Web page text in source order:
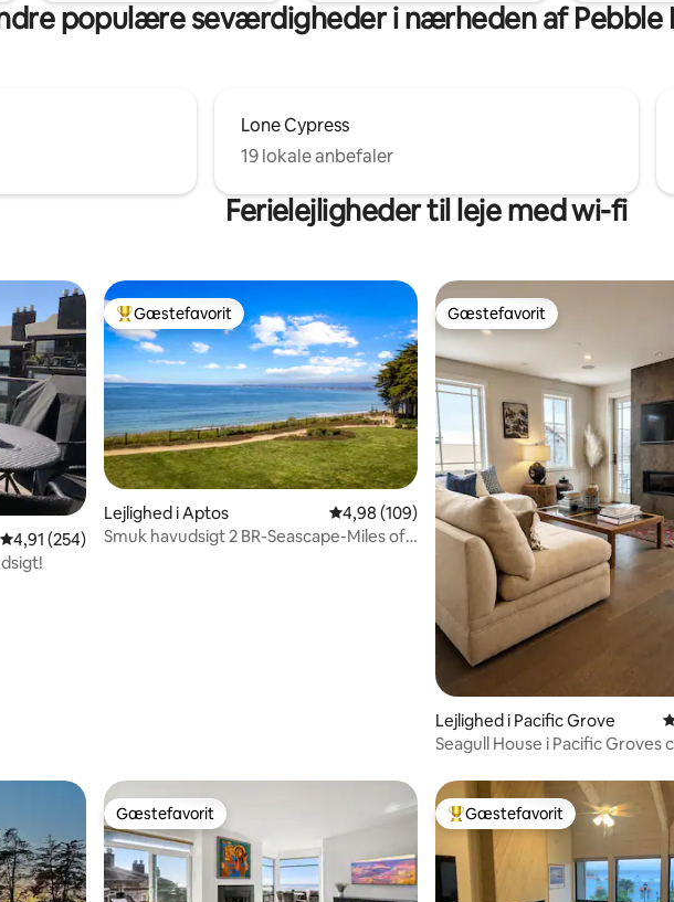
populære seværdigheder i nærheden af Pebble
Lone Cypress
19 lokale anbefaler
Ferielejligheder til leje med wi-fi
4,91 ud af 5 i gennemsnitlig bedømmelse, 254 omtaler
4,91 (254)
Bedste gæstefavorit
Gæstefavorit
Lejlighed i Aptos 4,98 ud af 5 i gennemsnitlig bedømmelse,
4,98 (109)
Smuk havudsigt 2 BR-Seascape-Miles of
Gæstefavorit
Gæstefavorit
Lejlighed i Pacific Grove
Seagull House i Pacific Groves
Gæstefavorit
Gæstefavorit Bedste gæstefavorit
Gæstefavorit